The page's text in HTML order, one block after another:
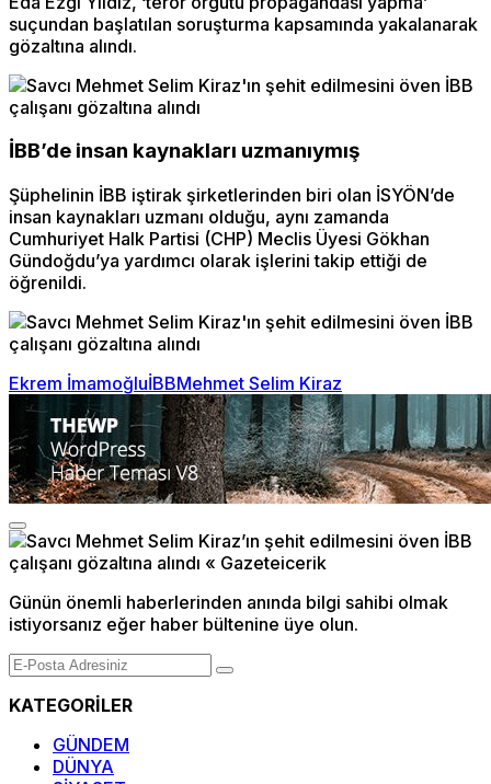
suçundan başlatılan soruşturma kapsamında yakalanarak
gözaltına alındı.
İBB’de insan kaynakları uzmanıymış
Şüphelinin İBB iştirak şirketlerinden biri olan İSYÖN’de
insan kaynakları uzmanı olduğu, aynı zamanda
Cumhuriyet Halk Partisi (CHP) Meclis Üyesi Gökhan
Gündoğdu’ya yardımcı olarak işlerini takip ettiği de
öğrenildi.
Ekrem İmamoğluİBBMehmet Selim Kiraz
Günün önemli haberlerinden anında bilgi sahibi olmak
istiyorsanız eğer haber bültenine üye olun.
KATEGORİLER
GÜNDEM
DÜNYA